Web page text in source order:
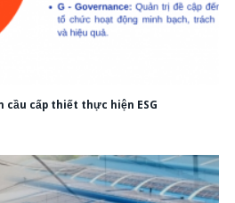
cầu cấp thiết thực hiện ESG